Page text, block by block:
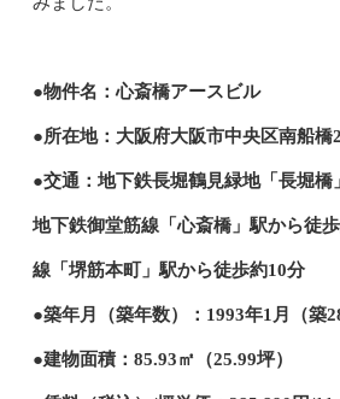
●物件名：心斎橋アースビル
●所在地：大阪府大阪市中央区南船橋
●交通：地下鉄長堀鶴見緑地「長堀橋
地下鉄御堂筋線「心斎橋」駅から徒
線「堺筋本町」駅から徒歩約10分
●築年月（築年数）：1993年1月（築
●建物面積：85.93㎡（25.99坪）